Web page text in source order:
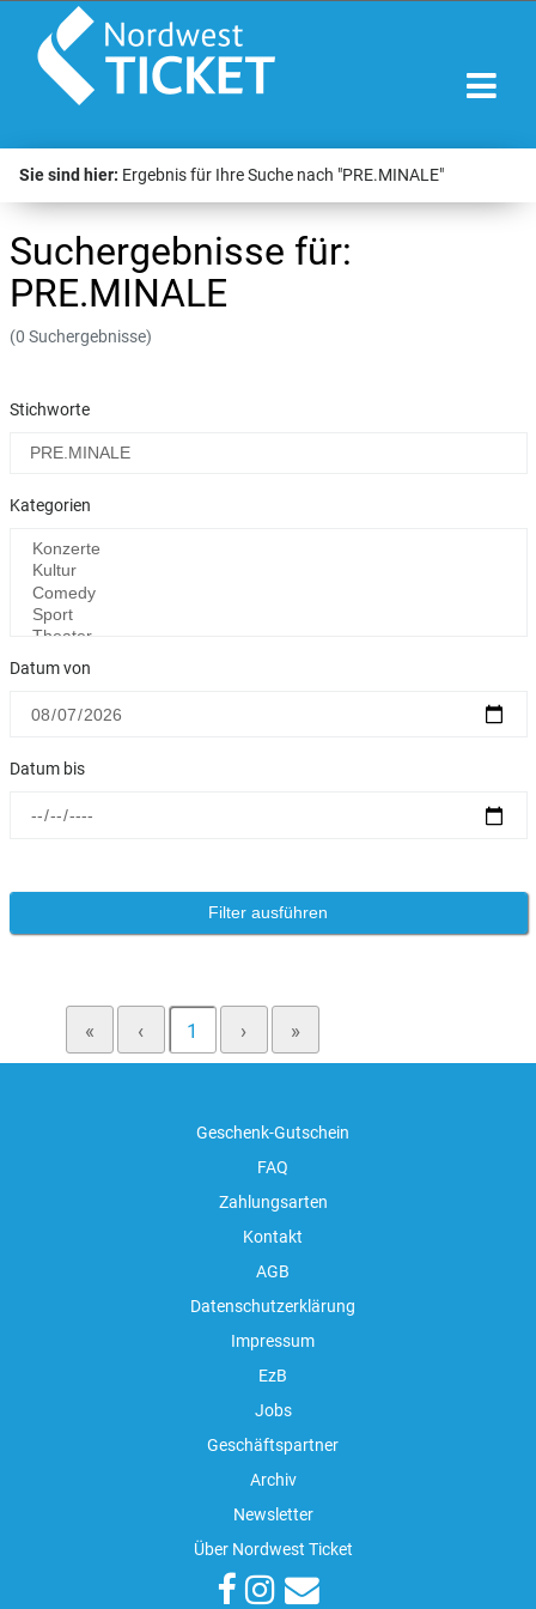
Sie sind hier: Ergebnis für Ihre Suche nach "PRE.MINALE"
Suchergebnisse für:
PRE.MINALE
(0 Suchergebnisse)
Stichworte
Kategorien
Datum von
Datum bis
« ‹ 1 › »
Geschenk-Gutschein
FAQ
Zahlungsarten
Kontakt
AGB
Datenschutzerklärung
Impressum
EzB
Jobs
Geschäftspartner
Archiv
Newsletter
Über Nordwest Ticket